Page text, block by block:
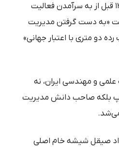
شد که در سال ۱۳۸۴ قبل از به سرآمدن فعالیت
«به دست گرفتن مدیریت
دو متری با اعتبار جهانی»
و مهندسی ایران، نه
بلکه صاحب دانش مدیریت
صیقل شیشه خام اصلی